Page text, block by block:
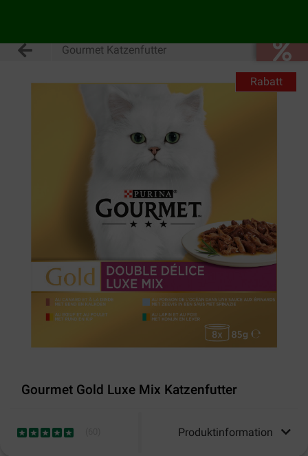
Gourmet Katzenfutter
Rabatt
Gourmet Gold Luxe Mix Katzenfutter
Produktinformation